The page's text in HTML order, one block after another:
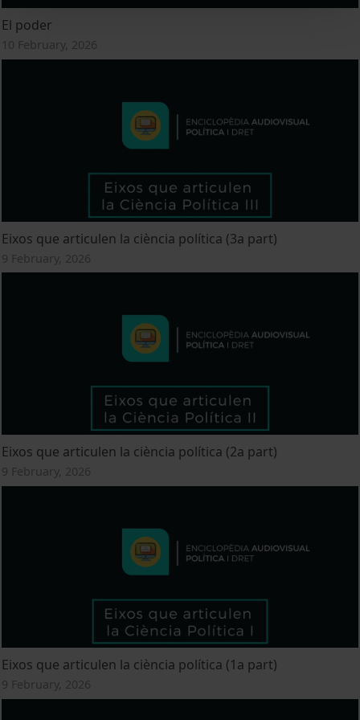
El poder
10 February, 2026
Eixos que articulen la ciència política (3a part)
9 February, 2026
Eixos que articulen la ciència política (2a part)
9 February, 2026
Eixos que articulen la ciència política (1a part)
9 February, 2026